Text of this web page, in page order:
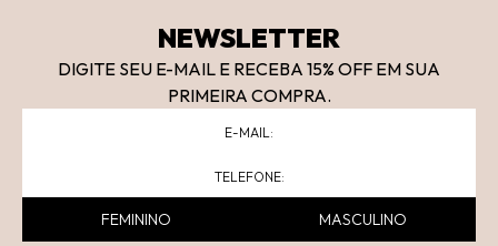
NEWSLETTER
DIGITE SEU E-MAIL E RECEBA 15% OFF EM SUA
PRIMEIRA COMPRA.
FEMININO MASCULINO